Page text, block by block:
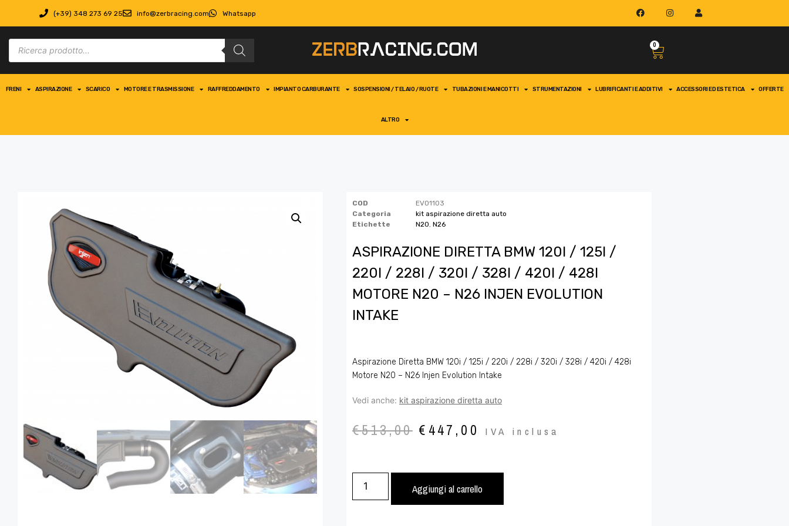
(+39) 348 273 69 25 info@zerbracing.com Whatsapp
0
FRENI ASPIRAZIONE SCARICO MOTORE E TRASMISSIONE RAFFREDDAMENTO IMPIANTO CARBURANTE SOSPENSIONI / TELAIO / RUOTE TUBAZIONI E MANICOTTI STRUMENTAZIONI LUBRIFICANTI E ADDITIVI ACCESSORI ED ESTETICA OFFERTE
ALTRO
COD
EVO1103
Categoria
kit aspirazione diretta auto
Etichette
N20, N26
ASPIRAZIONE DIRETTA BMW 120I / 125I /
220I / 228I / 320I / 328I / 420I / 428I
MOTORE N20 – N26 INJEN EVOLUTION
INTAKE
Aspirazione Diretta BMW 120i / 125i / 220i / 228i / 320i / 328i / 420i / 428i
Motore N20 – N26 Injen Evolution Intake
Vedi anche: kit aspirazione diretta auto
€513,00 € 447,00 IVA inclusa
Aggiungi al carrello